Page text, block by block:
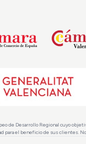
de Desarrollo Regional cuyo
el beneficio de sus clientes.